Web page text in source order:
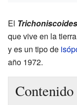
El
que vive en la
y es un tipo de
año 1972.
Contenido